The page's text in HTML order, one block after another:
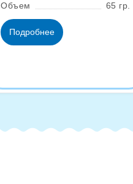
Объем
65 гр.
Подробнее